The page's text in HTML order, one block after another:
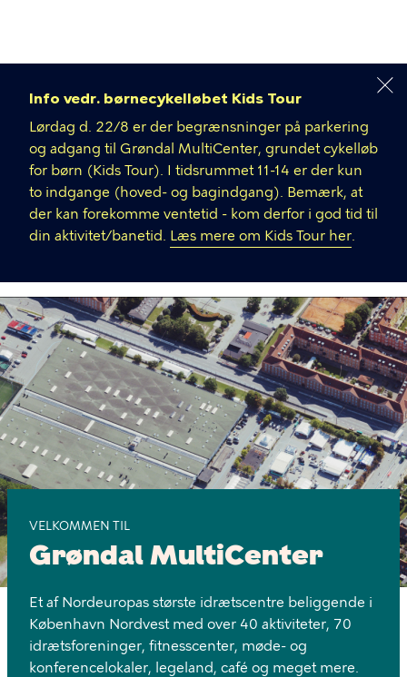
Info vedr. børnecykelløbet Kids Tour
Lørdag d. 22/8 er der begrænsninger på parkering
og adgang til Grøndal MultiCenter, grundet cykelløb
for børn (Kids Tour). I tidsrummet 11-14 er der kun
to indgange (hoved- og bagindgang). Bemærk, at
der kan forekomme ventetid - kom derfor i god tid til
din aktivitet/banetid. Læs mere om Kids Tour her.
Grøndal
MultiCenter
VELKOMMEN TIL
Grøndal MultiCenter
Et af Nordeuropas største idrætscentre beliggende i
København Nordvest med over 40 aktiviteter, 70
idrætsforeninger, fitnesscenter, møde- og
konferencelokaler, legeland, café og meget mere.